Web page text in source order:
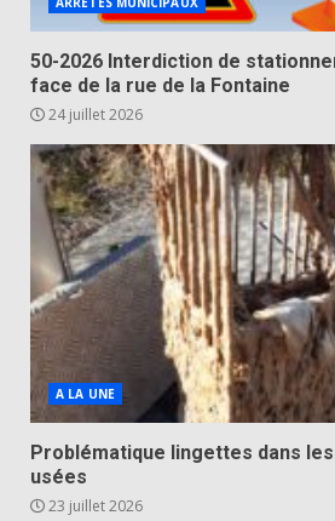
50-2026 Interdiction de
face de la rue de la Fontaine
24 juillet 2026
A LA UNE
Problématique lingettes dans les
usées
23 juillet 2026